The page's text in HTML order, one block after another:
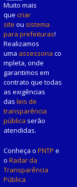
Muito mais
que criar
site ou sistema
para prefeituras!
Realizamos
uma assessoria co
mpleta, onde
garantimos em
contrato que todas
as exigências
das leis de
transparência
pública serão
atendidas.
Conheça o PNTP e
o Radar da
Transparência
Pública